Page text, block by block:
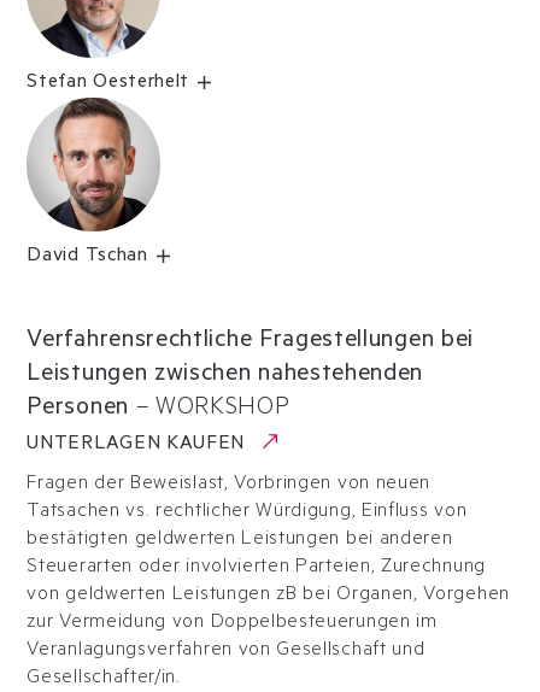
Stefan Oesterhelt
David Tschan
Verfahrensrechtliche Fragestellungen bei
Leistungen zwischen nahestehenden
Personen – WORKSHOP
UNTERLAGEN KAUFEN
Fragen der Beweislast, Vorbringen von neuen
Tatsachen vs. rechtlicher Würdigung, Einfluss von
bestätigten geldwerten Leistungen bei anderen
Steuerarten oder involvierten Parteien, Zurechnung
von geldwerten Leistungen zB bei Organen, Vorgehen
zur Vermeidung von Doppelbesteuerungen im
Veranlagungsverfahren von Gesellschaft und
Gesellschafter/in.